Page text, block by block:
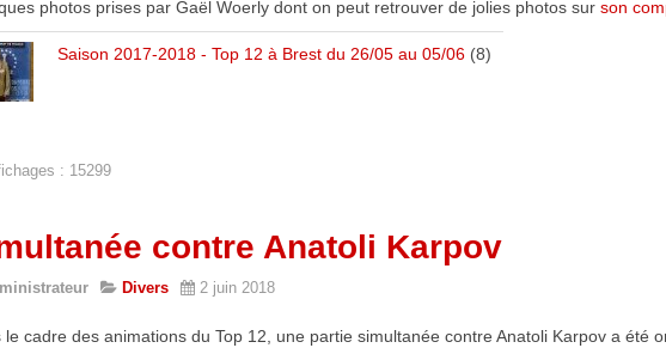
photos prises par Gaël Woerly dont on peut retrouver de jolies photos sur son
Saison 2017-2018 - Top 12 à Brest du 26/05 au 05/06 (8)
: 15299
contre Anatoli Karpov
Divers 2 juin 2018
le cadre des animations du Top 12, une partie simultanée contre Anatoli Karpov a été